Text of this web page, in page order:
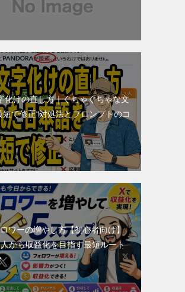
化けの直し方｜ぐちゃぐちゃな文
短で修正“対処法とプロンプトのコ
ワーの増やし方【初心者向け】
から収益化を目指す最短ルート